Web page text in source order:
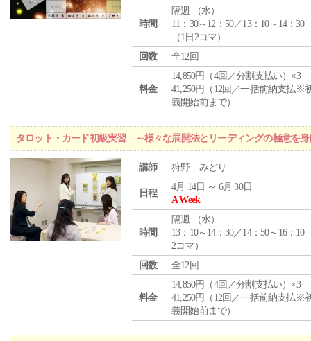
時間
隔週 （水）
11：30～12：50／13：10～14：30
（1日2コマ）
回数
全12回
料金
14,850円（4回／分割支払い）×3
41,250円（12回／一括前納支払※
義開始前まで）
タロット・カード初級実習 ～様々な展開法とリーディングの極意を身
講師 狩野 みどり
日程
4月 14日 ～ 6月 30日
A Week
時間
隔週 （水）
13：10～14：30／14：50～16：10
2コマ）
回数
全12回
料金
14,850円（4回／分割支払い）×3
41,250円（12回／一括前納支払※
義開始前まで）